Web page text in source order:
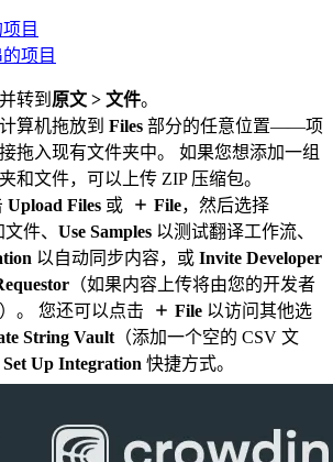
目
项目
转到 原文 > 文件。
算机拖放到 Files 部分的任意位置——项
拖入现有文件夹中。 如果您想添加一组
和文件，可以上传 ZIP 压缩包。
Upload Files 或 File，然后选择
件、 Use Samples 以测试翻译工作流、
以自动同步内容，或 Invite Developer
（如果内容上传将由您的开发者
。 您还可以点击
File 以访问其他选
String Vault （添加一个空的 CSV 文
Set Up Integration 快捷方式。